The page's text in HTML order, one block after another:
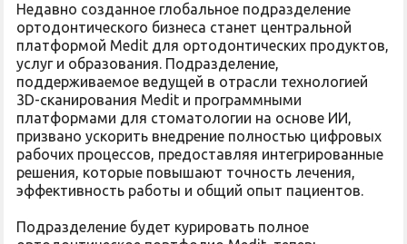
Недавно созданное глобальное подразделение
ортодонтического бизнеса станет центральной
платформой Medit для ортодонтических продуктов,
услуг и образования. Подразделение,
поддерживаемое ведущей в отрасли технологией
3D-сканирования Medit и программными
платформами для стоматологии на основе ИИ,
призвано ускорить внедрение полностью цифровых
рабочих процессов, предоставляя интегрированные
решения, которые повышают точность лечения,
эффективность работы и общий опыт пациентов.
Подразделение будет курировать полное